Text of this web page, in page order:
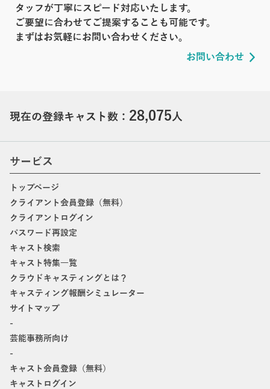
タッフが丁寧にスピード対応いたします。
ご要望に合わせてご提案することも可能です。
まずはお気軽にお問い合わせください。
お問い合わせ
現在の登録キャスト数： 28,075人
サービス
トップページ
クライアント会員登録（無料）
クライアントログイン
パスワード再設定
キャスト検索
キャスト特集一覧
クラウドキャスティングとは？
キャスティング報酬シミュレーター
サイトマップ
-
芸能事務所向け
-
キャスト会員登録（無料）
キャストログイン